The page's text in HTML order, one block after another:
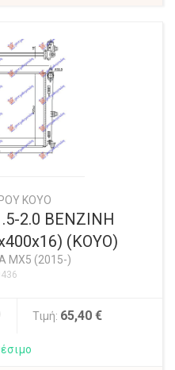
ΚΟΥΟ
2.0 BENZINH
(KOYO)
MX5 (2015-)
Τιμή: 65,40 €